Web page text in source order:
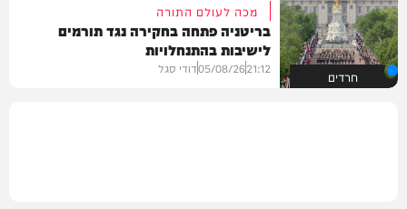
חרדים
מכה לעולם התורה
בריטניה פתחה בחקירה נגד תורמים
לישיבות בהתנחלויות
21:12
05/08/26דודי סגל